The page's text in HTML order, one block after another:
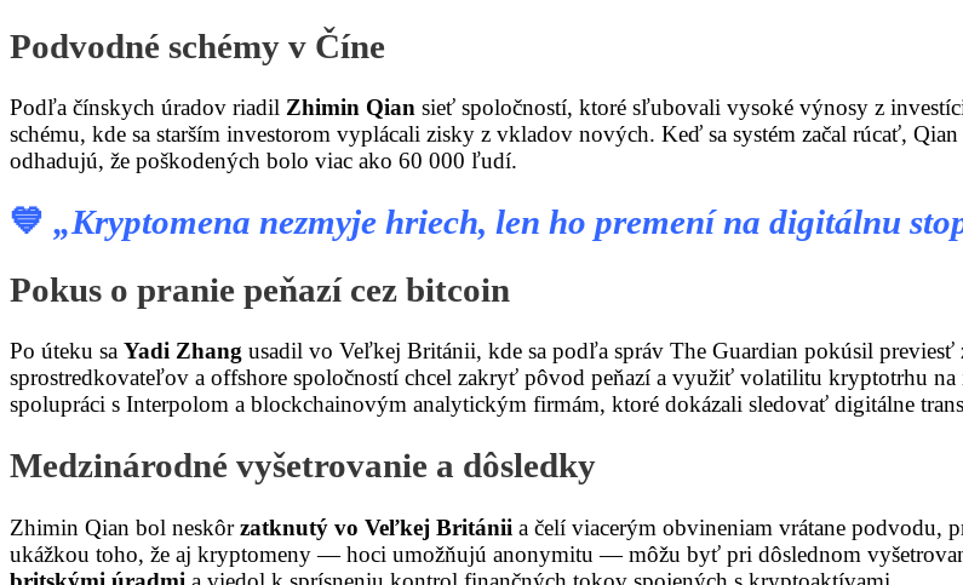
Podvodné schémy v Číne
Podľa čínskych úradov riadil Zhimin Qian sieť spoločností, ktoré sľubovali vysoké výnosy z
schému, kde sa starším investorom vyplácali zisky z vkladov nových. Keď sa systém začal rúcať,
odhadujú, že poškodených bolo viac ako 60 000 ľudí.
💙 „Kryptomena nezmyje hriech, len ho premení na digitálnu
Pokus o pranie peňazí cez bitcoin
Po úteku sa Yadi Zhang usadil vo Veľkej Británii, kde sa podľa správ The Guardian pokúsil
sprostredkovateľov a offshore spoločností chcel zakryť pôvod peňazí a využiť volatilitu kryptotrhu
spolupráci s Interpolom a blockchainovým analytickým firmám, ktoré dokázali sledovať digitálne
Medzinárodné vyšetrovanie a dôsledky
Zhimin Qian bol neskôrzatknutý vo Veľkej Británii a čelí viacerým obvineniam vrátane podvodu,
ukážkou toho, že aj kryptomeny — hoci umožňujú anonymitu — môžu byť pri dôslednom